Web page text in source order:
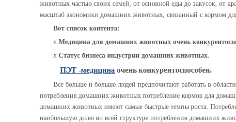
животных частью своих семей, от основной еды до закусок, от
масштаб экономики домашних животных, связанный с кормом
Вот список контента:
л Медицина для домашних животных очень
л Статус бизнеса индустрии домашних животных.
ПЭТ -медицина очень конкурентоспособен.
Все больше и больше людей предпочитают работать в
потребления домашних животных потребление кормов для
домашних животных имеют самые быстрые темпы роста.
наибольшую долю во всей структуре потребления домашних